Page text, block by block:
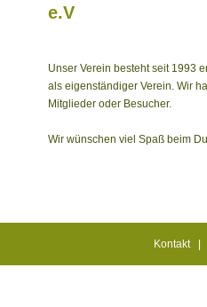
e.V
Unser Verein besteht seit 1993
als eigenständiger Verein. Wir
Mitglieder oder Besucher.
Wir wünschen viel Spaß beim
Kontakt|